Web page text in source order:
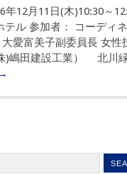
12月11日(木)10:30～
テル 参加者： コーデ
愛富美子副委員長 女
)嶋田建設工業） 北川
→